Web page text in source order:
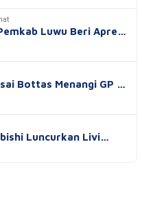
Luwu Beri Apre…
Bottas Menangi GP …
Luncurkan Livi…